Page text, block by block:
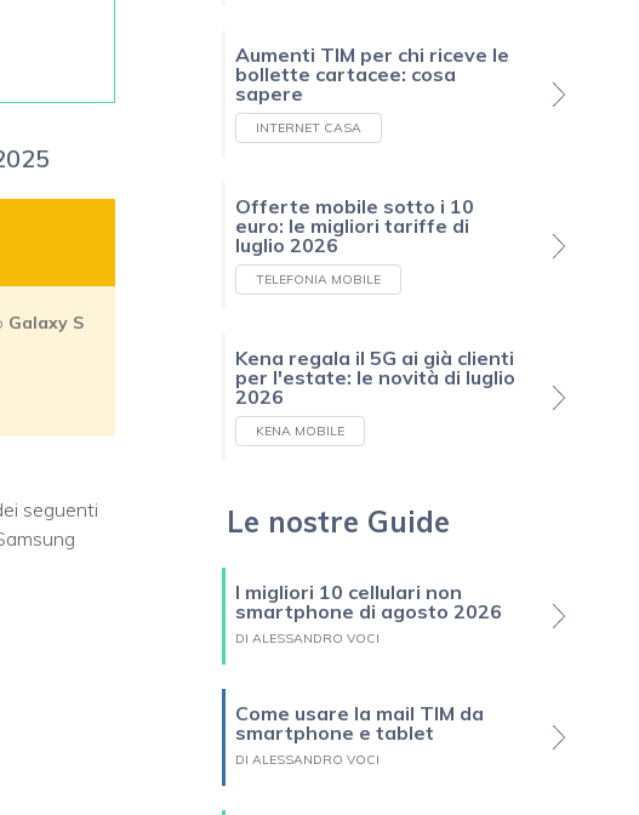
Galaxy S
seguenti
Aumenti TIM per chi riceve le
bollette cartacee: cosa
sapere
INTERNET CASA
Offerte mobile sotto i 10
euro: le migliori tariffe di
luglio 2026
TELEFONIA MOBILE
Kena regala il 5G ai già clienti
per l'estate: le novità di luglio
2026
KENA MOBILE
Le nostre Guide
I migliori 10 cellulari non
smartphone di agosto 2026
DI ALESSANDRO VOCI
Come usare la mail TIM da
smartphone e tablet
DI ALESSANDRO VOCI